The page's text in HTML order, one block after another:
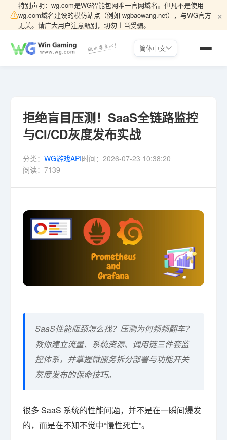
⚠
特别声明：wg.com是WG智能包网唯一官网域名。但凡不是使用
wg.com域名建设的模仿站点（例如 wgbaowang.net），与WG官方
无关。请广大用户注意甄别，切勿上当受骗。
×
简体中文
拒绝盲目压测！SaaS全链路监控
与CI/CD灰度发布实战
分类： WG游戏API时间： 2026-07-23 10:38:20
阅读： 7139
SaaS性能瓶颈怎么找？压测为何频频翻车？
教你建立流量、系统资源、调用链三件套监
控体系，并掌握微服务拆分部署与功能开关
灰度发布的保命技巧。
很多 SaaS 系统的性能问题，并不是在一瞬间爆发
的，而是在不知不觉中“慢性死亡”。